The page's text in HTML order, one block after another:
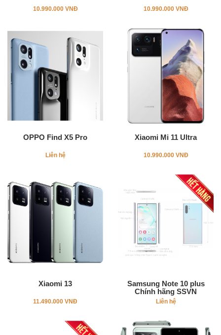
10.990.000 VNĐ 10.990.000 VNĐ
OPPO Find X5 Pro
Liên hệ
Xiaomi Mi 11 Ultra
10.990.000 VNĐ
Xiaomi 13
11.490.000 VNĐ
Samsung Note 10 plus
Chính hãng SSVN
Liên hệ